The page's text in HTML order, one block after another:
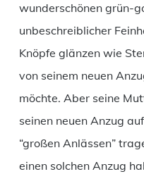
wunderschönen grün-
unbeschreiblicher
Knöpfe glänzen wie
von seinem neuen
möchte. Aber seine
seinen neuen Anzug
“großen Anlässen”
einen solchen Anzug